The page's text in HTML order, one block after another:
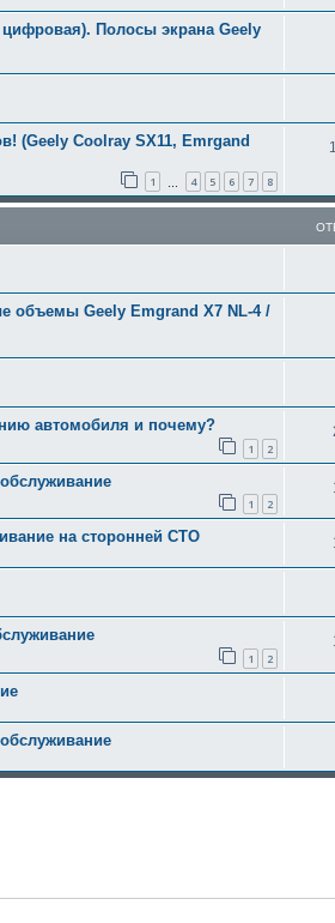
Полосы экрана Geely
(Geely Coolray SX11, Emrgand
1 4 5 6 7 8
объемы Geely Emgrand X7 NL-4 /
автомобиля и почему?
1 2
1 2
на сторонней СТО
1 2